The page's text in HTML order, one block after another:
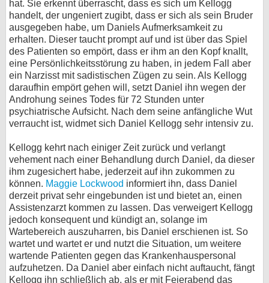
hat. Sie erkennt überrascht, dass es sich um Kellogg
handelt, der ungeniert zugibt, dass er sich als sein Bruder
ausgegeben habe, um Daniels Aufmerksamkeit zu
erhalten. Dieser taucht prompt auf und ist über das Spiel
des Patienten so empört, dass er ihm an den Kopf knallt,
eine Persönlichkeitsstörung zu haben, in jedem Fall aber
ein Narzisst mit sadistischen Zügen zu sein. Als Kellogg
daraufhin empört gehen will, setzt Daniel ihn wegen der
Androhung seines Todes für 72 Stunden unter
psychiatrische Aufsicht. Nach dem seine anfängliche Wut
verraucht ist, widmet sich Daniel Kellogg sehr intensiv zu.
Kellogg kehrt nach einiger Zeit zurück und verlangt
vehement nach einer Behandlung durch Daniel, da dieser
ihm zugesichert habe, jederzeit auf ihn zukommen zu
können. Maggie Lockwood informiert ihn, dass Daniel
derzeit privat sehr eingebunden ist und bietet an, einen
Assistenzarzt kommen zu lassen. Das verweigert Kellogg
jedoch konsequent und kündigt an, solange im
Wartebereich auszuharren, bis Daniel erschienen ist. So
wartet und wartet er und nutzt die Situation, um weitere
wartende Patienten gegen das Krankenhauspersonal
aufzuhetzen. Da Daniel aber einfach nicht auftaucht, fängt
Kellogg ihn schließlich ab, als er mit Feierabend das